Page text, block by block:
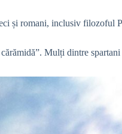
și romani, inclusiv filozoful
Mulți dintre spartani